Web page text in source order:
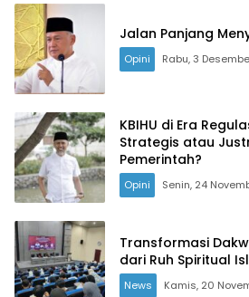
Jalan Panjang
Opini Rabu, 3
KBIHU di Era
Strategis atau
Pemerintah?
Opini Senin, 24
Transformasi
dari Ruh Spiritual
News Kamis, 20